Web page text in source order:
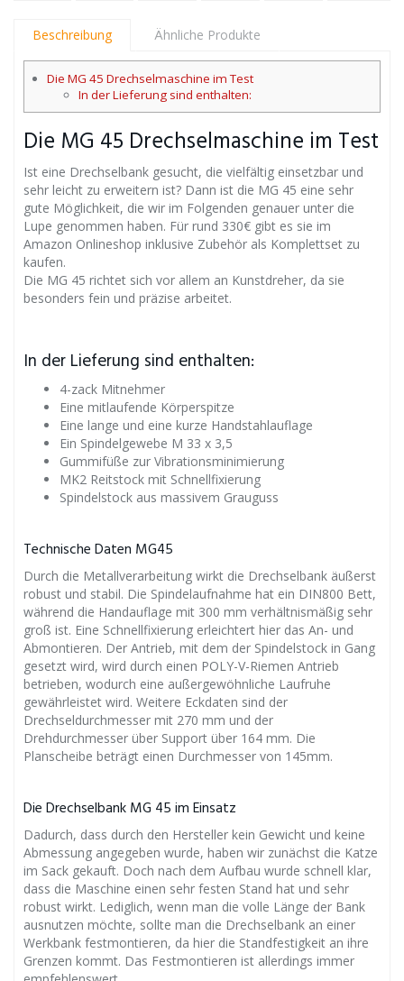
Beschreibung Ähnliche Produkte
Die MG 45 Drechselmaschine im Test
In der Lieferung sind enthalten:
Die MG 45 Drechselmaschine im Test
Ist eine Drechselbank gesucht, die vielfältig einsetzbar und
sehr leicht zu erweitern ist? Dann ist die MG 45 eine sehr
gute Möglichkeit, die wir im Folgenden genauer unter die
Lupe genommen haben. Für rund 330€ gibt es sie im
Amazon Onlineshop inklusive Zubehör als Komplettset zu
kaufen.
Die MG 45 richtet sich vor allem an Kunstdreher, da sie
besonders fein und präzise arbeitet.
In der Lieferung sind enthalten:
4-zack Mitnehmer
Eine mitlaufende Körperspitze
Eine lange und eine kurze Handstahlauflage
Ein Spindelgewebe M 33 x 3,5
Gummifüße zur Vibrationsminimierung
MK2 Reitstock mit Schnellfixierung
Spindelstock aus massivem Grauguss
Technische Daten MG45
Durch die Metallverarbeitung wirkt die Drechselbank äußerst
robust und stabil. Die Spindelaufnahme hat ein DIN800 Bett,
während die Handauflage mit 300 mm verhältnismäßig sehr
groß ist. Eine Schnellfixierung erleichtert hier das An- und
Abmontieren. Der Antrieb, mit dem der Spindelstock in Gang
gesetzt wird, wird durch einen POLY-V-Riemen Antrieb
betrieben, wodurch eine außergewöhnliche Laufruhe
gewährleistet wird. Weitere Eckdaten sind der
Drechseldurchmesser mit 270 mm und der
Drehdurchmesser über Support über 164 mm. Die
Planscheibe beträgt einen Durchmesser von 145mm.
Die Drechselbank MG 45 im Einsatz
Dadurch, dass durch den Hersteller kein Gewicht und keine
Abmessung angegeben wurde, haben wir zunächst die Katze
im Sack gekauft. Doch nach dem Aufbau wurde schnell klar,
dass die Maschine einen sehr festen Stand hat und sehr
robust wirkt. Lediglich, wenn man die volle Länge der Bank
ausnutzen möchte, sollte man die Drechselbank an einer
Werkbank festmontieren, da hier die Standfestigkeit an ihre
Grenzen kommt. Das Festmontieren ist allerdings immer